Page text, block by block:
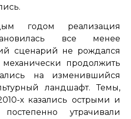
годом реализация
все менее
сценарий не рождался
продолжить
на изменившийся
ландшафт. Темы,
х казались острыми и
утрачивали